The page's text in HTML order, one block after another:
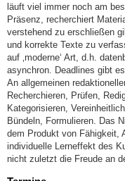
läuft viel immer noch am
Präsenz, recherchiert
verstehend zu erschließen
und korrekte Texte zu
auf ‚moderne‘ Art, d.h.
asynchron. Deadlines gibt
An allgemeinen
Recherchieren, Prüfen,
Kategorisieren,
Bündeln, Formulieren. Das
dem Produkt von Fähigkeit,
individuelle Lerneffekt des
nicht zuletzt die Freude an